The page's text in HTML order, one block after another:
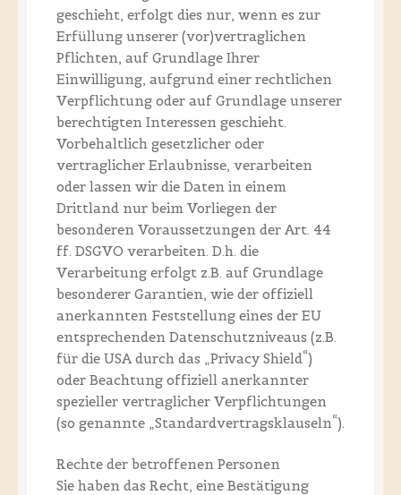
geschieht, erfolgt dies nur, wenn es zur
Erfüllung unserer (vor)vertraglichen
Pflichten, auf Grundlage Ihrer
Einwilligung, aufgrund einer rechtlichen
Verpflichtung oder auf Grundlage unserer
berechtigten Interessen geschieht.
Vorbehaltlich gesetzlicher oder
vertraglicher Erlaubnisse, verarbeiten
oder lassen wir die Daten in einem
Drittland nur beim Vorliegen der
besonderen Voraussetzungen der Art. 44
ff. DSGVO verarbeiten. D.h. die
Verarbeitung erfolgt z.B. auf Grundlage
besonderer Garantien, wie der offiziell
anerkannten Feststellung eines der EU
entsprechenden Datenschutzniveaus (z.B.
für die USA durch das „Privacy Shield“)
oder Beachtung offiziell anerkannter
spezieller vertraglicher Verpflichtungen
(so genannte „Standardvertragsklauseln“).
Rechte der betroffenen Personen
Sie haben das Recht, eine Bestätigung